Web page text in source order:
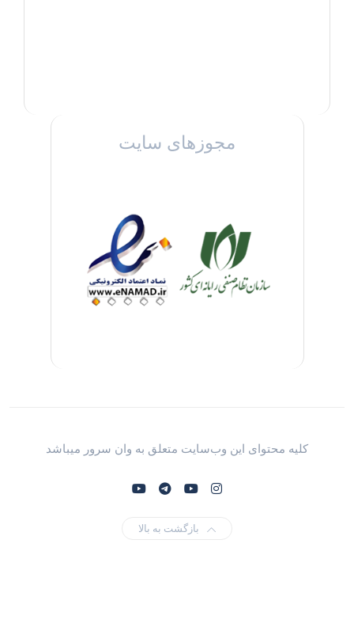
مجوزهای سایت
کلیه محتوای این وب‌سایت متعلق به وان سرور میباشد
بازگشت به بالا